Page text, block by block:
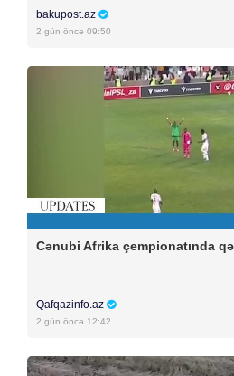
bakupost.az
2 gün öncə 09:50
Cənubi Afrika çempionatında
Qafqazinfo.az
2 gün öncə 12:42